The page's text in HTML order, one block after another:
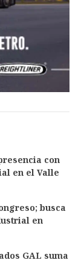
con
en el Valle
busca
en
GAL suma